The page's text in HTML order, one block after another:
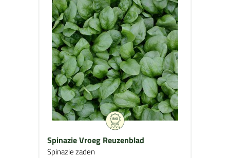
Spinazie Vroeg Reuzenblad
Spinazie zaden